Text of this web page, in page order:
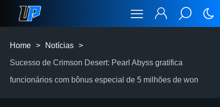
Home > Notícias >
Sucesso de Crimson Desert: Pearl Abyss gratifica
funcionários com bônus especial de 5 milhões de won